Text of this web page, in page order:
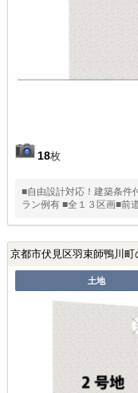
18枚
■自由設計対応！建築条件
ラン例有 ■全１３区画■前
京都市伏見区羽束師鴨川町
土地